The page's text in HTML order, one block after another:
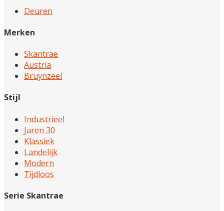
Deuren
Merken
Skantrae
Austria
Bruynzeel
Stijl
Industrieel
Jaren 30
Klassiek
Landelijk
Modern
Tijdloos
Serie Skantrae